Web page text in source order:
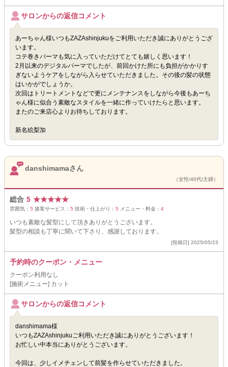
サロンからの返信コメント
あーちゃん様いつもZAZAshinjukuをご利用いただき誠にありがとうござ
います。
コテ巻きパーマも気に入っていただけてとても嬉しく思います！
2月以来のデジタルパーマでしたが、前回かけた所にも負担がかかりす
ぎないようケアをしながら入らせていただきました。その後の髪の状態
はいかがでしょうか。
次回はトリートメントなどで更にメンテナンスをしながら今後もあーち
ゃん様に似合う素敵なスタイルを一緒に作っていけたらと思います。
またのご来店心よりお待ちしております。
新名絵梨加
danshimamaさん
（女性/40代/主婦）
総合 5 ★★★★★
雰囲気： 5 接客サービス： 5 技術・仕上がり： 5 メニュー・料金： 4
いつも素敵な髪型にして頂きありがとうございます。
髪型の相談も丁寧に聞いて下さり、感謝しております。
[投稿日] 2025/05/23
予約時のクーポン・メニュー
クーポン利用なし
[施術メニュー] カット
サロンからの返信コメント
danshimama様
いつもZAZAshinjukuご利用いただき誠にありがとうございます！
お忙しい中本当にありがとうございます。
今回は、少しイメチェンして前髪を作らせていただきました。